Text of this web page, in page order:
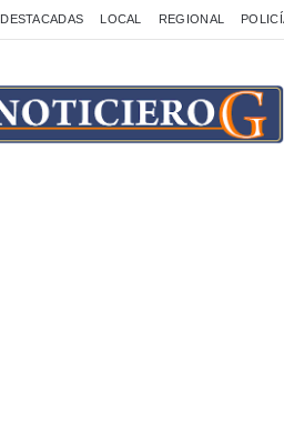
DESTACADAS LOCAL REGIONAL